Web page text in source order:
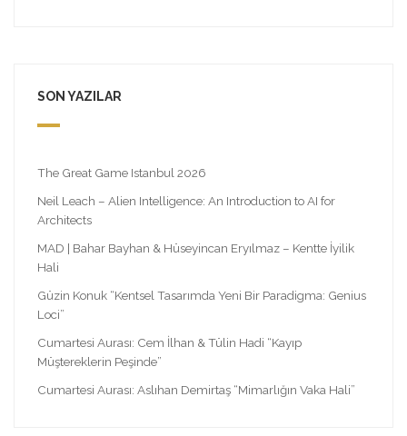
SON YAZILAR
The Great Game Istanbul 2026
Neil Leach – Alien Intelligence: An Introduction to AI for
Architects
MAD | Bahar Bayhan & Hüseyincan Eryılmaz – Kentte İyilik
Hali
Güzin Konuk “Kentsel Tasarımda Yeni Bir Paradigma: Genius
Loci”
Cumartesi Aurası: Cem İlhan & Tülin Hadi “Kayıp
Müştereklerin Peşinde”
Cumartesi Aurası: Aslıhan Demirtaş “Mimarlığın Vaka Hali”